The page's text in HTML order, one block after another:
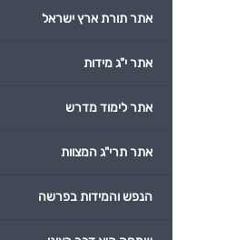
אתר תורת ארץ ישראל
אתר י"ג מידות
אתר לימוד מדרש
אתר תרי"ג המצוות
הנפש והמידות בפרשה